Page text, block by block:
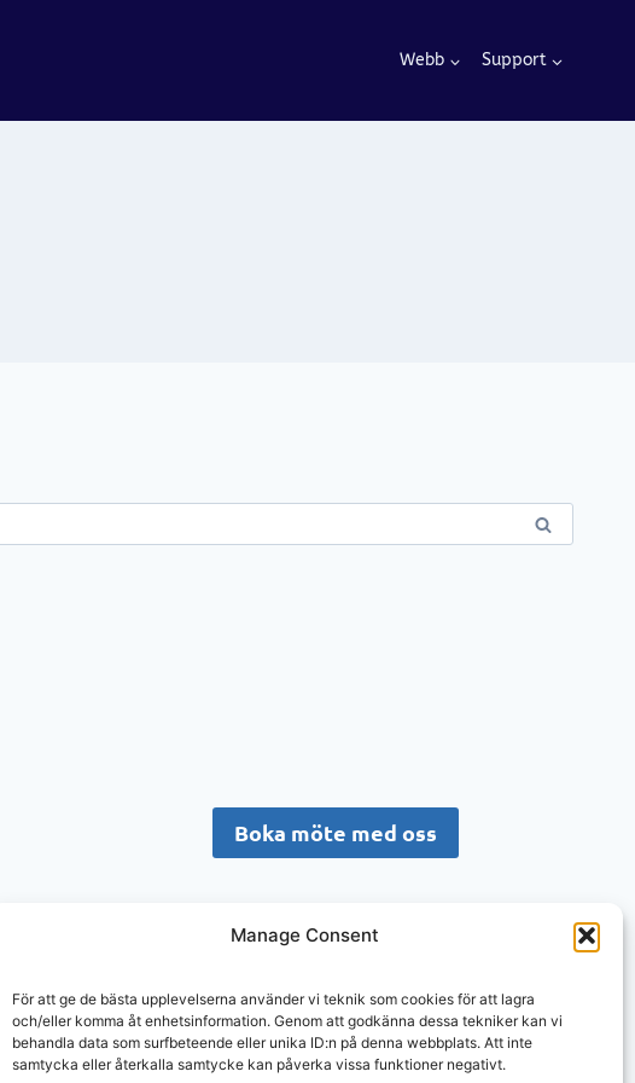
Manage Consent
För att ge de bästa upplevelserna använder vi teknik som cookies för att lagra
och/eller komma åt enhetsinformation. Genom att godkänna dessa tekniker kan vi
behandla data som surfbeteende eller unika ID:n på denna webbplats. Att inte
samtycka eller återkalla samtycke kan påverka vissa funktioner negativt.
Webb Support
Boka möte med oss